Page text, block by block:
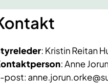
: Kristin Reitan
: Anne
post: